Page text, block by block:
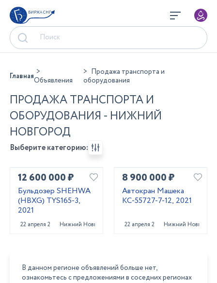
БИРЖА СНГ
ГлавнаяОбъявления
Продажа транспорта и
оборудования
ПРОДАЖА ТРАНСПОРТА И
ОБОРУДОВАНИЯ - НИЖНИЙ
НОВГОРОД
Выберите категорию:
12 600 000 ₽
Бульдозер SHEHWA
(HBXG) TYS165-3,
2021
22 апреля 2022 Нижний Новгород
8 900 000 ₽
Автокран Машека
КС-55727-7-12, 2021
22 апреля 2022 Нижний Новгород
В данном регионе объявлений больше нет,
ознакомьтесь с предложениями в соседних регионах